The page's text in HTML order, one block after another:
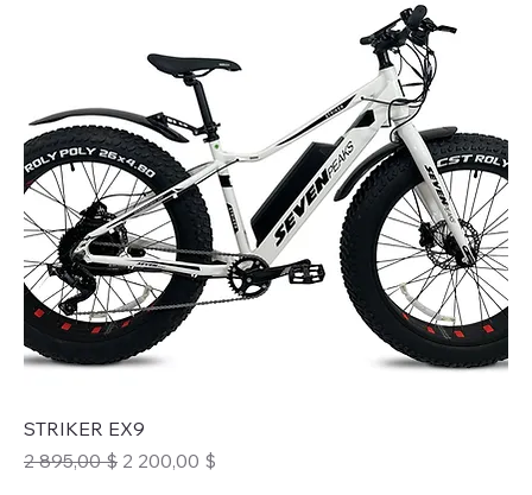
STRIKER EX9
Prix original
2 895,00 $ Prix promotionnel
2 200,00 $